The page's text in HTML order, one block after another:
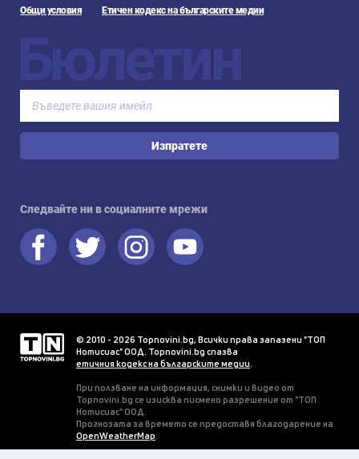
Общи условия Етичен кодекс на българските медии
Бюлетин
Изпратете
Следвайте ни в социалните мрежи
© 2010 - 2026 Topnovini.bg, Всички права запазени "ТОП
Нотисиас" ООД. Topnovini.bg спазва
етичния кодекс на българските медии
При ползване на информация, снимки и видео от
Topnovini.bg се изисква писмено разрешение от "ТОП
Нотисиас" ООД.
Прогнозата за времето се предоставя благодарение на
OpenWeatherMap